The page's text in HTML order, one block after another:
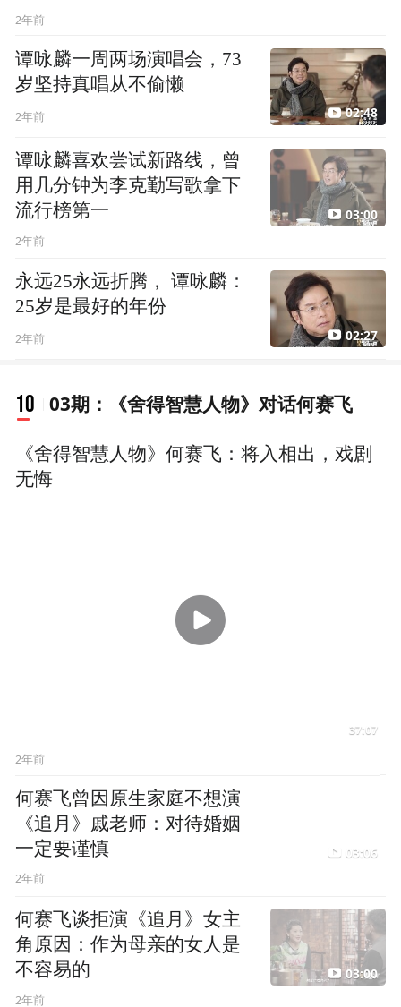
岁坚持真唱从不偷懒
2年前 02:48
谭咏麟喜欢尝试新路线，曾
用几分钟为李克勤写歌拿下
流行榜第一
2年前
03:00
永远25永远折腾， 谭咏麟：
25岁是最好的年份
2年前 02:27
10 03期：《舍得智慧人物》对话何赛飞
《舍得智慧人物》何赛飞：将入相出，戏剧
无悔
《追月》戚老师：对待婚姻
一定要谨慎
2年前
何赛飞谈拒演《追月》女主
角原因：作为母亲的女人是
不容易的
2年前
03:00
何赛飞再谈为戏曲发声：地